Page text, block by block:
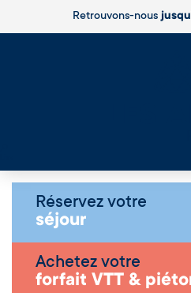
Retrouvons-nous
Réservez votre
séjour
Achetez votre
forfait VTT &